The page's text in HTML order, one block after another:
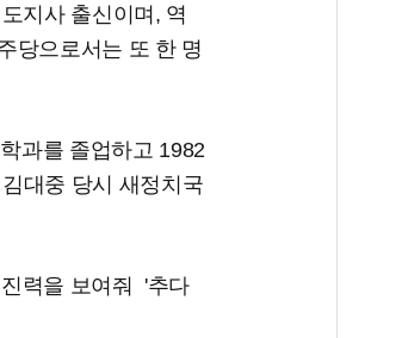
지사 출신이며, 역
당으로서는 또 한 명
과를 졸업하고 1982
대중 당시 새정치국
력을 보여줘 '추다